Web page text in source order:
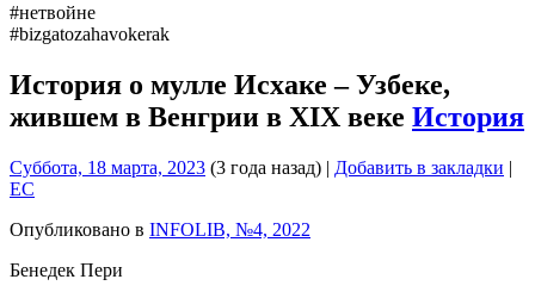
#нетвойне
#bizgatozahavokerak
История о мулле Исхаке – Узбеке,
жившем в Венгрии в XIX веке История
Суббота, 18 марта, 2023 (3 года назад) | Добавить в закладки |
EC
Опубликовано в INFOLIB, №4, 2022
Бенедек Пери